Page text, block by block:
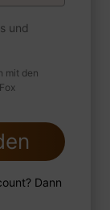
Ihrer
aufnehmen
und
mit den
Dann